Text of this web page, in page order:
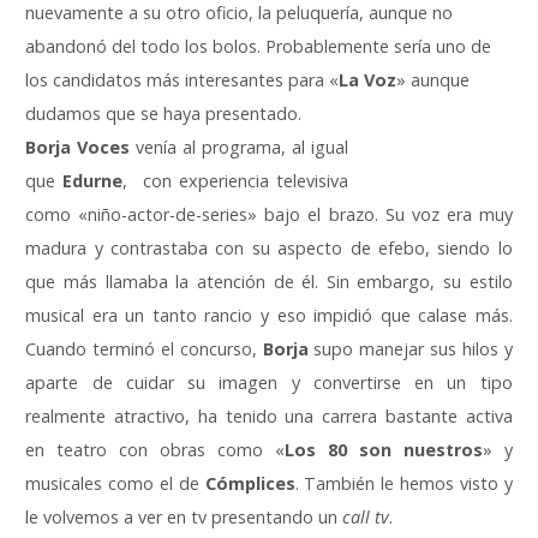
nuevamente a su otro oficio, la peluquería, aunque no
abandonó del todo los bolos. Probablemente sería uno de
los candidatos más interesantes para «La Voz» aunque
dudamos que se haya presentado.
Borja Voces venía al programa, al igual
que Edurne, con experiencia televisiva
como «niño-actor-de-series» bajo el brazo. Su voz era muy
madura y contrastaba con su aspecto de efebo, siendo lo
que más llamaba la atención de él. Sin embargo, su estilo
musical era un tanto rancio y eso impidió que calase más.
Cuando terminó el concurso, Borja supo manejar sus hilos y
aparte de cuidar su imagen y convertirse en un tipo
realmente atractivo, ha tenido una carrera bastante activa
en teatro con obras como «Los 80 son nuestros» y
musicales como el de Cómplices. También le hemos visto y
le volvemos a ver en tv presentando uncall tv.